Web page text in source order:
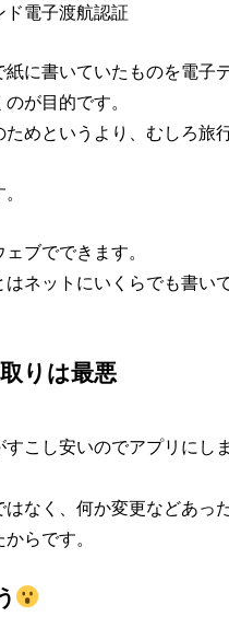
ド電子渡航認証
紙に書いていたものを電子
が目的です。
ためというより、むしろ旅
ブでできます。
はネットにいくらでも書い
りは最悪
こし安いのでアプリにし
なく、何か変更などあっ
らです。